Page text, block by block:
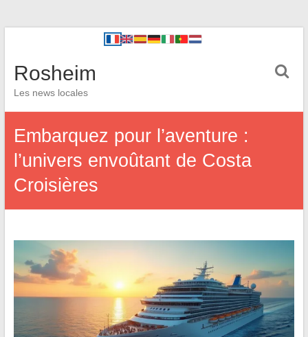
Rosheim
Les news locales
Embarquez pour l’aventure :
l’univers envoûtant de Costa
Croisières